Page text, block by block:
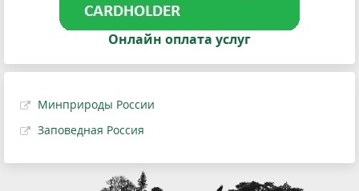
Онлайн оплата услуг
Минприроды России
Заповедная Россия